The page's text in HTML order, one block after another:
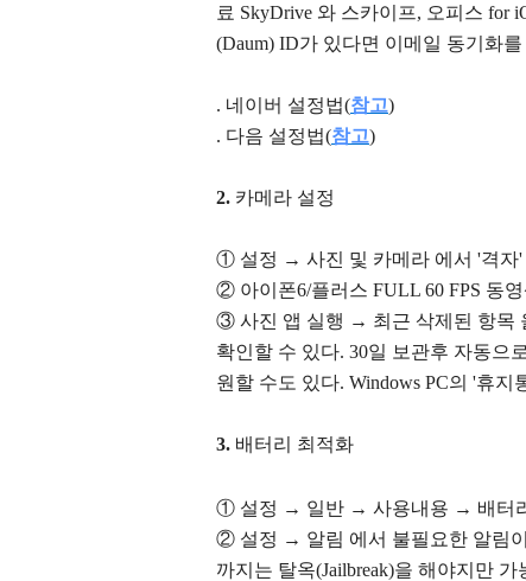
료 SkyDrive 와 스카이프, 오피스 for
(Daum) ID가 있다면 이메일 동기화
. 네이버 설정법(참고)
. 다음 설정법(참고)
2. 카메라 설정
① 설정 → 사진 및 카메라 에서 '격자
② 아이폰6/플러스 FULL 60 FPS 동
③ 사진 앱 실행 → 최근 삭제된 항목
확인할 수 있다. 30일 보관후 자동으
원할 수도 있다. Windows PC의 '휴지
3. 배터리 최적화
① 설정 → 일반 → 사용내용 → 배터
② 설정 → 알림 에서 불필요한 알림
까지는 탈옥(Jailbreak)을 해야지만 가